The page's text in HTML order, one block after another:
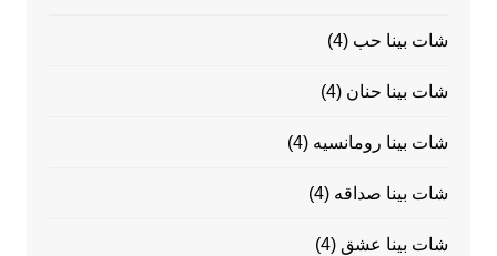
شات بينا حب (4)
شات بينا حنان (4)
شات بينا رومانسيه (4)
شات بينا صداقه (4)
شات بينا عشق (4)